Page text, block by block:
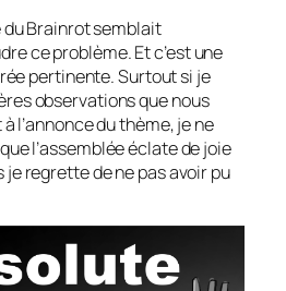
du Brainrot semblait
ce problème. Et c’est une
pertinente. Surtout si je
observations que nous
l’annonce du thème, je ne
l’assemblée éclate de joie
regrette de ne pas avoir pu